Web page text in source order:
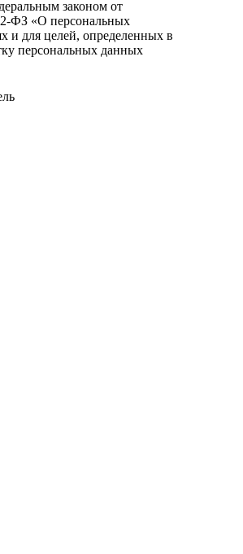
законом от
ФЗ «О персональных
и для целей, определенных в
персональных данных